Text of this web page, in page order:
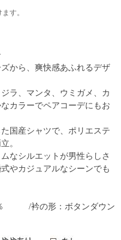
す。
から、爽快感あふれるデザ
ラ、マンタ、ウミガメ、カ
カラーでペアコーデにもお
国産シャツで、ポリエステ
。
なシルエットが男性らしさ
やカジュアルなシーンでも
％ /衿の形：ボタンダウン